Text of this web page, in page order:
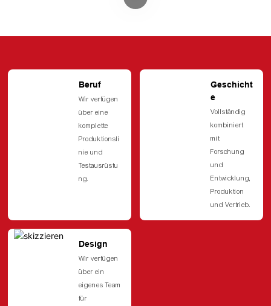
Beruf
Wir verfügen
über eine
komplette
Produktionsli
nie und
Testausrüstu
ng.
Geschicht
E
Vollständig
kombiniert
mit
Forschung
und
Entwicklung,
Produktion
und Vertrieb.
Design
Wir verfügen
über ein
eigenes Team
für